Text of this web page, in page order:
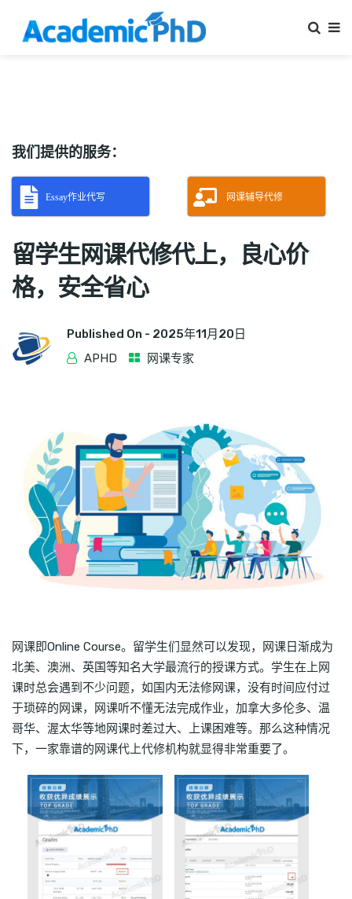
我们提供的服务：
Essay作业代写 网课辅导代修
留学生网课代修代上，良心价
格，安全省心
Published On - 2025年11月20日
APHD
网课专家
网课即Online Course。留学生们显然可以发现，网课日渐成为
北美、澳洲、英国等知名大学最流行的授课方式。学生在上网
课时总会遇到不少问题，如国内无法修网课，没有时间应付过
于琐碎的网课，网课听不懂无法完成作业，加拿大多伦多、温
哥华、渥太华等地网课时差过大、上课困难等。那么这种情况
下，一家靠谱的网课代上代修机构就显得非常重要了。